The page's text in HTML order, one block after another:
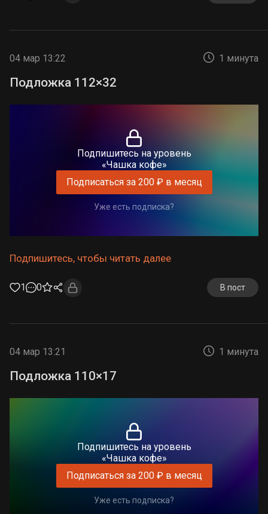
04 мар 13:22 1 минута
Подложка 112×32
Подпишитесь на уровень
«Чашка кофе»
Подписаться за 200 ₽ в месяц
Уже есть подписка?
Подпишитесь, чтобы читать далее
1 0 В пост
04 мар 13:21 1 минута
Подложка 110×17
Подпишитесь на уровень
«Чашка кофе»
Подписаться за 200 ₽ в месяц
Уже есть подписка?